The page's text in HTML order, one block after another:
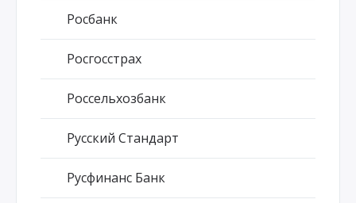
Росбанк
Росгосстрах
Россельхозбанк
Русский Стандарт
Русфинанс Банк